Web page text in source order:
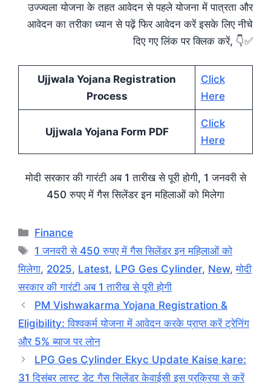
उज्ज्वला योजना के तहत आवेदन से पहले योजना में पात्रता और
आवेदन का तरीका ध्यान से पढ़ें फिर आवेदन करें इसके लिए नीचे
दिए गए लिंक पर क्लिक करें, 👇✅
Ujjwala Yojana Registration
Process
Click
Here
Ujjwala Yojana Form PDF
Click
Here
मोदी सरकार की गारंटी अब 1 तारीख से पूरी होगी, 1 जनवरी से
450 रुपए में गैस सिलेंडर इन महिलाओं को मिलेगा
Categories
Finance
Tags
1 जनवरी से 450 रुपए में गैस सिलेंडर इन महिलाओं को
मिलेगा, 2025, Latest, LPG Ges Cylinder, New,मोदी
सरकार की गारंटी अब 1 तारीख से पूरी होगी
PM Vishwakarma Yojana Registration &
Eligibility: विश्वकर्म योजना में आवेदन करके प्राप्त करें ट्रेनिंग
और 5% ब्याज पर लोन
LPG Ges Cylinder Ekyc Update Kaise kare:
31 दिसंबर लास्ट डेट गैस सिलेंडर केवाईसी इस प्रक्रिया से करें